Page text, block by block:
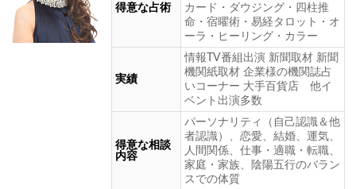
得意な占術
カード・ダウジング・四柱推
命・宿曜術・易経タロット・オ
ーラ・ヒーリング・カラー
実績
情報TV番組出演 新聞取材 新聞
機関紙取材 企業様の機関誌占
いコーナー 大手百貨店 他イ
ベント出演多数
得意な相談
内容
パーソナリティ（自己認識＆他
者認識）、恋愛、結婚、運気、
人間関係、仕事・適職・転職、
家庭・家族、陰陽五行のバラン
スでの体質